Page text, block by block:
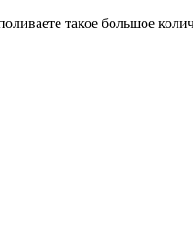
такое большое